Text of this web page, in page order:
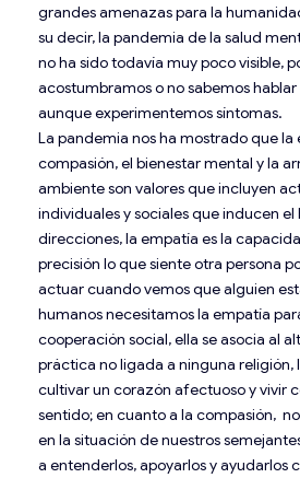
grandes amenazas para la
su decir, la pandemia de la salud
no ha sido todavía muy poco visible,
acostumbramos o no sabemos
aunque experimentemos síntomas.
La pandemia nos ha mostrado que la
compasión, el bienestar mental y la
ambiente son valores que incluyen
individuales y sociales que inducen
direcciones, la empatía es la
precisión lo que siente otra persona
actuar cuando vemos que alguien
humanos necesitamos la empatía
cooperación social, ella se asocia al
práctica no ligada a ninguna religión,
cultivar un corazón afectuoso y vivir
sentido; en cuanto a la compasión,
en la situación de nuestros
a entenderlos, apoyarlos y ayudarlos